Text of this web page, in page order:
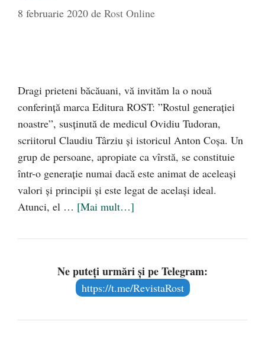
8 februarie 2020 de Rost Online
Dragi prieteni băcăuani, vă invităm la o nouă
conferință marca Editura ROST: ”Rostul generației
noastre”, susținută de medicul Ovidiu Tudoran,
scriitorul Claudiu Târziu și istoricul Anton Coșa. Un
grup de persoane, apropiate ca vîrstă, se constituie
într-o generație numai dacă este animat de aceleași
valori și principii și este legat de același ideal.
Atunci, el … [Mai mult…]
Ne puteți urmări și pe Telegram:
https://t.me/RevistaRost